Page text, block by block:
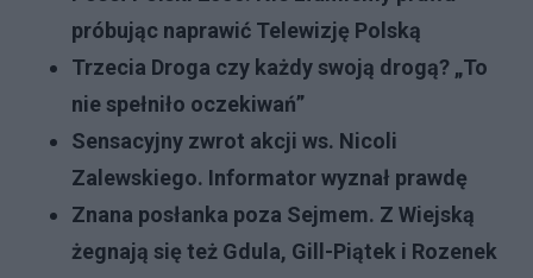
próbując naprawić Telewizję Polską
Trzecia Droga czy każdy swoją drogą? „To
nie spełniło oczekiwań”
Sensacyjny zwrot akcji ws. Nicoli
Zalewskiego. Informator wyznał prawdę
Znana posłanka poza Sejmem. Z Wiejską
żegnają się też Gdula, Gill-Piątek i Rozenek